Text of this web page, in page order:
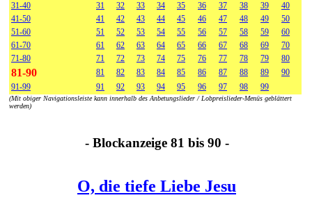
31-40
31 32 33 34 35 36 37 38 39
40
41-50
41 42 43 44 45 46 47 48 49
50
51-60
51 52 53 54 55 56 57 58 59
60
61-70
61 62 63 64 65 66 67 68 69
70
71-80
71 72 73 74 75 76 77 78 79 80
81-90 81 82 83 84 85 86 87 88 89
90
91-99
91 92 93 94 95 96 97 98 99
(Mit obiger Navigationsleiste kann innerhalb des Anbetungslieder / Lobpreislieder-Menüs geblättert
werden)
- Blockanzeige 81 bis 90 -
O, die tiefe Liebe Jesu